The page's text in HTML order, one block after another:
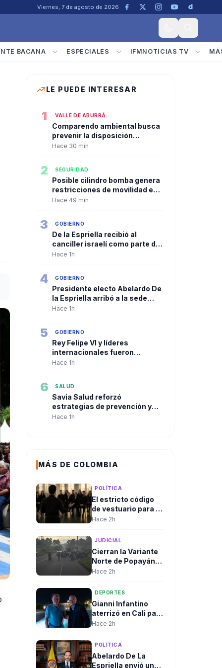
Viernes, 7 de agosto de 2026
BACANA ESPECIALES IFMNOTICIAS TV
LE PUEDE INTERESAR
1 VALLE DE ABURRÁ
Comparendo ambiental busca
prevenir la disposición
inadecuada de residuos en
Hace 30 min
2 SEGURIDAD
Posible cilindro bomba genera
restricciones de movilidad en
el norte de Popayán
Hace 49 min
3 GOBIERNO
De la Espriella recibió al
canciller israelí como parte de
su agenda previa a la
Hace 1h
4 GOBIERNO
Presidente electo Abelardo De
la Espriella arribó a la sede
presidencial en Cali bajo un
Hace 1h
5 GOBIERNO
Rey Felipe VI y líderes
internacionales fueron
recibidos por la Gobernación
Hace 1h
6 SALUD
Savia Salud reforzó
estrategias de prevención y
acceso a métodos
Hace 1h
MÁS DE COLOMBIA
POLÍTICA
El estricto código
de vestuario para la
posesión de
Espriella despierta
expectativa entre
los invitados: Color
negro
Hace 2h
JUDICIAL
Cierran la Variante
Norte de Popayán
por hallazgo de un
sospechoso;
autoridades
realizaron
destrucción
controlada
Hace 2h
DEPORTES
Gianni Infantino
aterrizó en Cali para
la posesión
fútbol mundial
presente.
Hace 2h
POLÍTICA
Abelardo De La
Espriella envió un